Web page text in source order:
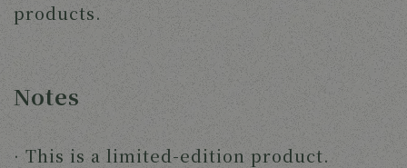
products.
Notes
· This is a limited-edition product.